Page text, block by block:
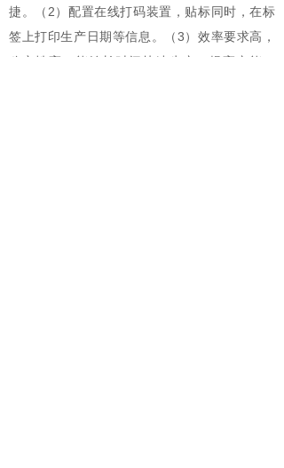
捷。（2）配置在线打码装置，贴标同时，在标
签上打印生产日期等信息。（3）效率要求高，
稳定性高，能够长时间快速生产，提高产能。